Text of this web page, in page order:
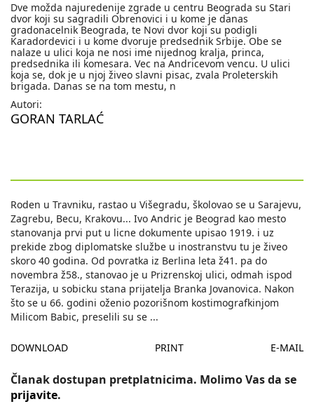
Dve možda najuredenije zgrade u centru Beograda su Stari
dvor koji su sagradili Obrenovici i u kome je danas
gradonacelnik Beograda, te Novi dvor koji su podigli
Karadordevici i u kome dvoruje predsednik Srbije. Obe se
nalaze u ulici koja ne nosi ime nijednog kralja, princa,
predsednika ili komesara. Vec na Andricevom vencu. U ulici
koja se, dok je u njoj živeo slavni pisac, zvala Proleterskih
brigada. Danas se na tom mestu, n
Autori:
GORAN TARLAĆ
Roden u Travniku, rastao u Višegradu, školovao se u Sarajevu,
Zagrebu, Becu, Krakovu... Ivo Andric je Beograd kao mesto
stanovanja prvi put u licne dokumente upisao 1919. i uz
prekide zbog diplomatske službe u inostranstvu tu je živeo
skoro 40 godina. Od povratka iz Berlina leta ž41. pa do
novembra ž58., stanovao je u Prizrenskoj ulici, odmah ispod
Terazija, u sobicku stana prijatelja Branka Jovanovica. Nakon
što se u 66. godini oženio pozorišnom kostimografkinjom
Milicom Babic, preselili su se ...
DOWNLOAD PRINT E-MAIL
Članak dostupan pretplatnicima. Molimo Vas da se
prijavite.